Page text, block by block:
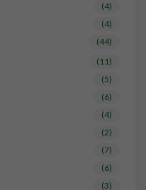
(4)
(4)
(44)
(11)
(5)
(6)
(4)
(2)
(7)
(6)
(3)